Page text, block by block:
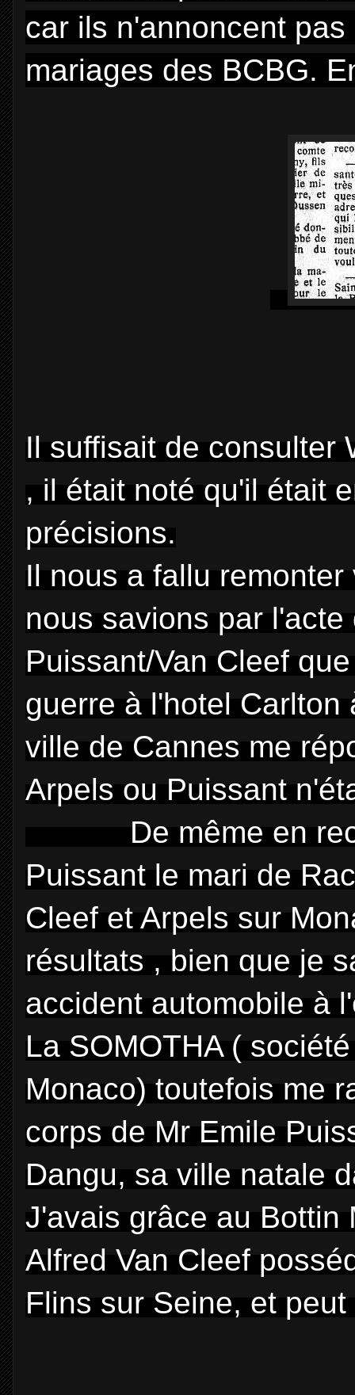
car ils n'annoncent
mariages des BCBG.
Il suffisait de consulter
, il était noté qu'il était
précisions.
Il nous a fallu
nous savions par
Puissant/Van Cleef
guerre à l'hotel
ville de Cannes me
Arpels ou Puissant
De même en
Puissant le mari de
Cleef et Arpels sur
résultats , bien que je
accident automobile à
La SOMOTHA (
Monaco) toutefois me
corps de Mr Emile
Dangu, sa ville natale
J'avais grâce au Bottin
Alfred Van Cleef
Flins sur Seine, et